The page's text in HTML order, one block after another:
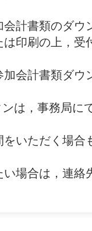
計書類のダウ
は印刷の上，
加会計書類ダ
，事務局に
ただく場合
い場合は，連